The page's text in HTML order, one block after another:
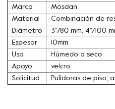
Marca
Mosdan
Material
Combinación de
Diámetro
3''/80 mm, 4''/100
Espesor
10mm
Uso
Húmedo o seco
Apoyo
velcro
Solicitud
Pulidoras de piso,